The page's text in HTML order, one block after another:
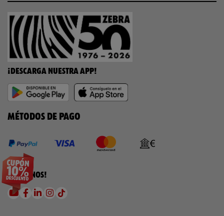
¡DESCARGA NUESTRA APP!
MÉTODOS DE PAGO
¡SÍGUENOS!